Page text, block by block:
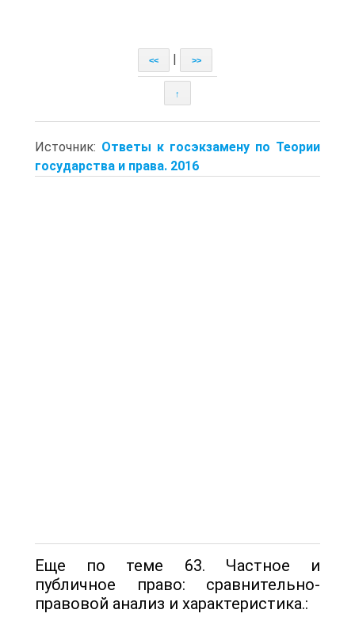
<< >>
↑
Источник: Ответы к госэкзамену по Теории
государства и права. 2016
Еще по теме 63. Частное и
публичное право: сравнительно-
правовой анализ и характеристика.: